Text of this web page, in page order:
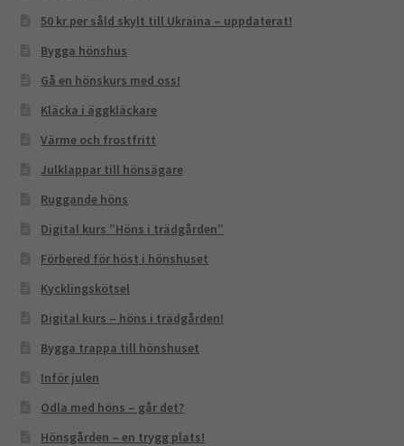
50 kr per såld skylt till Ukraina – uppdaterat!
Bygga hönshus
Gå en hönskurs med oss!
Kläcka i äggkläckare
Värme och frostfritt
Julklappar till hönsägare
Ruggande höns
Digital kurs ”Höns i trädgården”
Förbered för höst i hönshuset
Kycklingskötsel
Digital kurs – höns i trädgården!
Bygga trappa till hönshuset
Inför julen
Odla med höns – går det?
Hönsgården – en trygg plats!